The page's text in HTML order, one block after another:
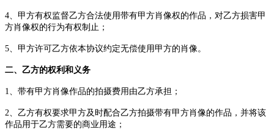
4、 甲方有权监督乙方合法使用带有甲方肖像权的作品，对乙方损害甲
方肖像权的行为有权制止；
5、 甲方许可乙方依本协议约定无偿使用甲方的肖像。
二、 乙方的权利和义务
1、 带有甲方肖像作品的拍摄费用由乙方承担 ；
2、 乙方有权要求甲方及时配合乙方拍摄带有甲方肖像的作品，并将该
作品用于乙方需要的商业用途；